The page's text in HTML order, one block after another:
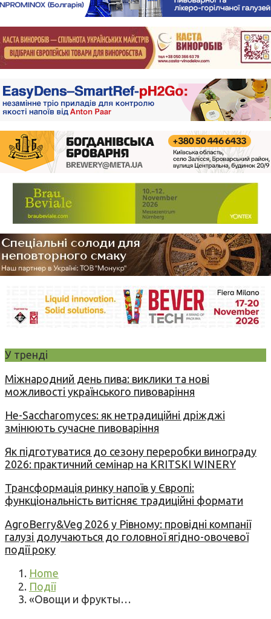
У тренді
Міжнародний день пива: виклики та нові
можливості українського пивоваріння
Не-Saccharomyces: як нетрадиційні дріжджі
змінюють сучасне пивоваріння
Як підготуватися до сезону переробки винограду
2026: практичний семінар на KRITSKI WINERY
Трансформація ринку напоїв у Європі:
функціональність витісняє традиційні формати
AgroBerry&Veg 2026 у Рівному: провідні компанії
галузі долучаються до головної ягідно-овочевої
події року
Home
Події
«Овощи и фрукты…